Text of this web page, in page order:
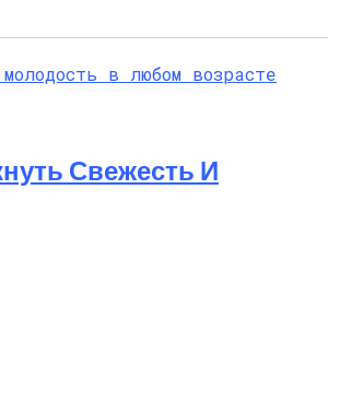
Свежесть И